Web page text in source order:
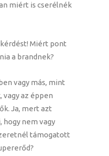
miért is cserélnék
Miért pont
a brandnek?
vagy más, mint
az éppen
Ja, mert azt
nem vagy
támogatott